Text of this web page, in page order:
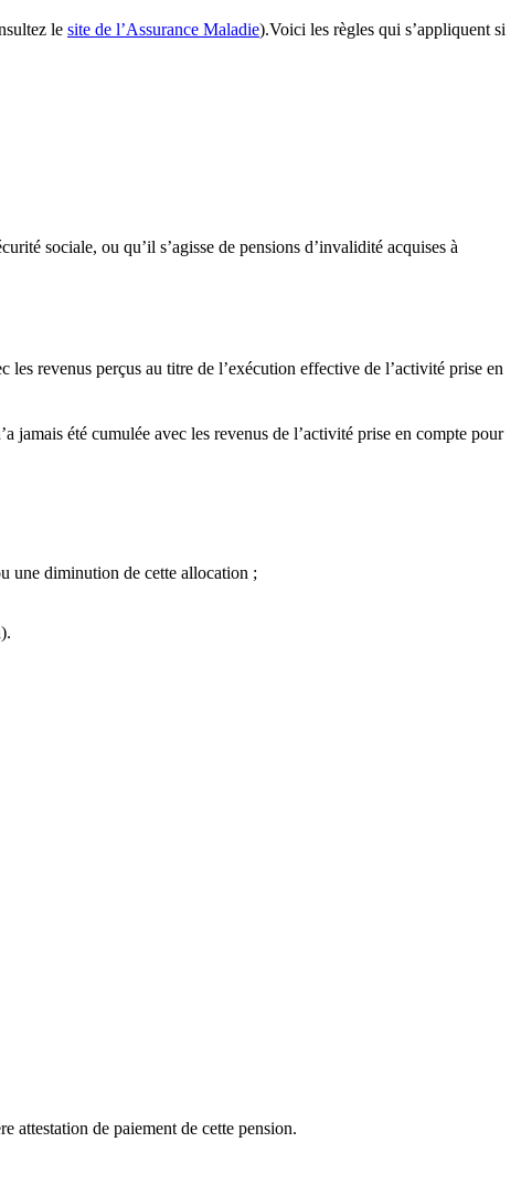
le site de l’Assurance Maladie).Voici les règles qui s’appliquent si
sociale, ou qu’il s’agisse de pensions d’invalidité acquises à
revenus perçus au titre de l’exécution effective de l’activité prise en
jamais été cumulée avec les revenus de l’activité prise en compte pour
une diminution de cette allocation ;
attestation de paiement de cette pension.